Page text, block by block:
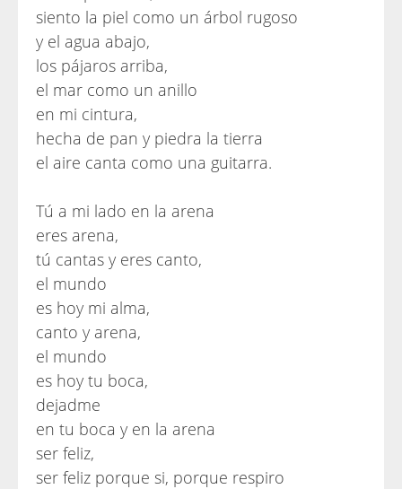
siento la piel como un árbol rugoso
y el agua abajo,
los pájaros arriba,
el mar como un anillo
en mi cintura,
hecha de pan y piedra la tierra
el aire canta como una guitarra.
Tú a mi lado en la arena
eres arena,
tú cantas y eres canto,
el mundo
es hoy mi alma,
canto y arena,
el mundo
es hoy tu boca,
dejadme
en tu boca y en la arena
ser feliz,
ser feliz porque si, porque respiro